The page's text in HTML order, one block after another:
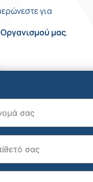
για
Οργανισμού μας.